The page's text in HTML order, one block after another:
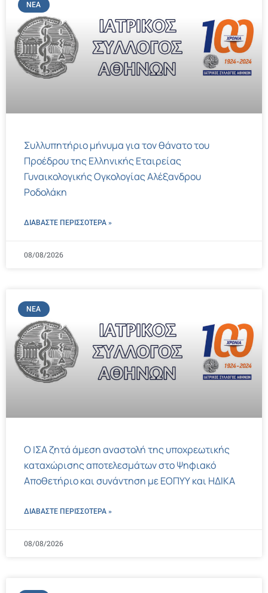
ΝΈΑ
Συλλυπητήριο μήνυμα για τον θάνατο του
Προέδρου της Ελληνικής Εταιρείας
Γυναικολογικής Ογκολογίας Αλέξανδρου
Ροδολάκη
ΔΙΑΒΑΣΤΕ ΠΕΡΙΣΣΌΤΕΡΑ »
08/08/2026
ΝΈΑ
Ο ΙΣΑ ζητά άμεση αναστολή της υποχρεωτικής
καταχώρισης αποτελεσμάτων στο Ψηφιακό
Αποθετήριο και συνάντηση με ΕΟΠΥΥ και ΗΔΙΚΑ
ΔΙΑΒΑΣΤΕ ΠΕΡΙΣΣΌΤΕΡΑ »
08/08/2026